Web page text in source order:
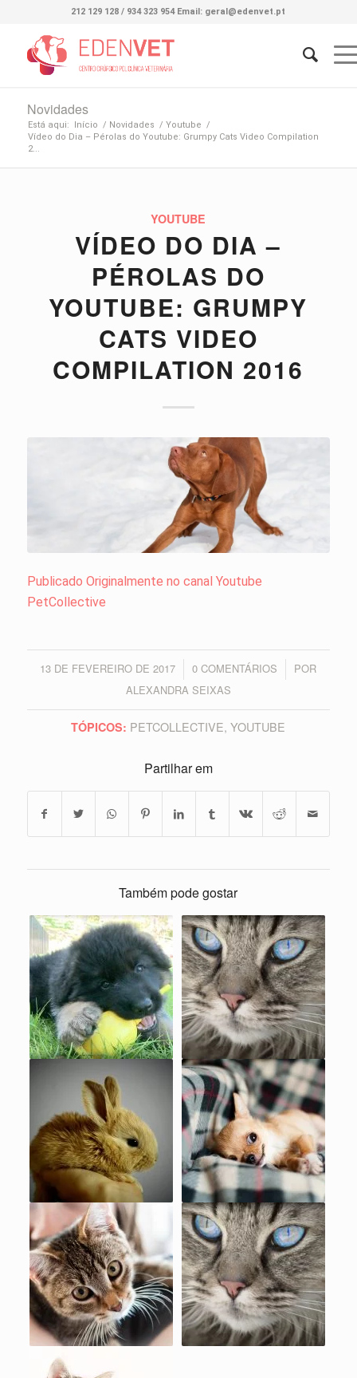
212 129 128 / 934 323 954 Email: geral@edenvet.pt
Novidades
Está aqui: Início / Novidades / Youtube /
Vídeo do Dia – Pérolas do Youtube: Grumpy Cats Video Compilation
2...
YOUTUBE
VÍDEO DO DIA –
PÉROLAS DO
YOUTUBE: GRUMPY
CATS VIDEO
COMPILATION 2016
Publicado Originalmente no canal Youtube
PetCollective
13 DE FEVEREIRO DE 2017
/ 0 COMENTÁRIOS
/
POR
ALEXANDRA SEIXAS
TÓPICOS: PETCOLLECTIVE,YOUTUBE
Partilhar em
Também pode gostar